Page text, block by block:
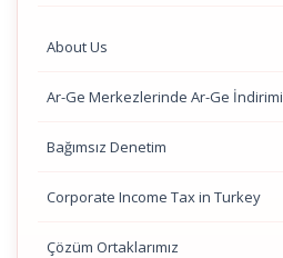
About Us
Ar-Ge Merkezlerinde Ar-Ge İndirimi
Bağımsız Denetim
Corporate Income Tax in Turkey
Çözüm Ortaklarımız